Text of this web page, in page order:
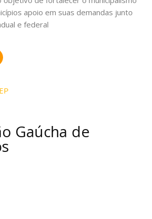
apoio em suas demandas junto
e federal
EP
Gaúcha de